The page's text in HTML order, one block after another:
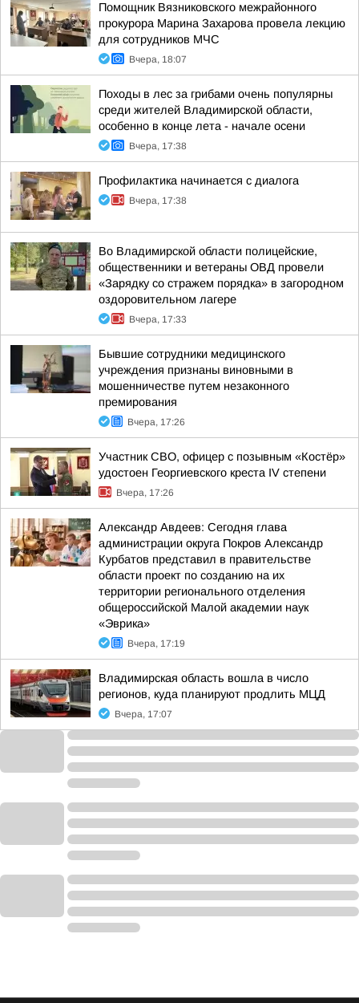
Помощник Вязниковского межрайонного
прокурора Марина Захарова провела лекцию
для сотрудников МЧС
Вчера, 18:07
Походы в лес за грибами очень популярны
среди жителей Владимирской области,
особенно в конце лета - начале осени
Вчера, 17:38
Профилактика начинается с диалога
Вчера, 17:38
Во Владимирской области полицейские,
общественники и ветераны ОВД провели
«Зарядку со стражем порядка» в загородном
оздоровительном лагере
Вчера, 17:33
Бывшие сотрудники медицинского
учреждения признаны виновными в
мошенничестве путем незаконного
премирования
Вчера, 17:26
Участник СВО, офицер с позывным «Костёр»
удостоен Георгиевского креста IV степени
Вчера, 17:26
Александр Авдеев: Сегодня глава
администрации округа Покров Александр
Курбатов представил в правительстве
области проект по созданию на их
территории регионального отделения
общероссийской Малой академии наук
«Эврика»
Вчера, 17:19
Владимирская область вошла в число
регионов, куда планируют продлить МЦД
Вчера, 17:07